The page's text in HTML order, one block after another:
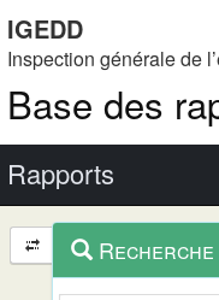
IGEDD
Inspection générale de
Base des
Rapports
Navigation
et
outils
contextuel
Recherche